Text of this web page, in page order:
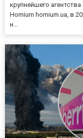
крупнейшего
Homium homium.ua, в
н...